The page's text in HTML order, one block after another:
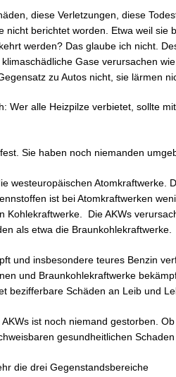
diese Verletzungen, diese
nicht berichtet worden. Etwa weil sie
werden? Das glaube ich nicht.
Gase verursachen
zu Autos nicht, sie lärmen
Wer alle Heizpilze verbietet, sollte
Sie haben noch niemanden
westeuropäischen Atomkraftwerke.
ist bei Atomkraftwerken
Kohlekraftwerke. Die AKWs
als etwa die Braunkohlekraftwerke.
und insbesondere teures Benzin
und Braunkohlekraftwerke
bezifferbare Schäden an Leib und
ist noch niemand gestorben.
gesundheitlichen
die drei Gegenstandsbereiche